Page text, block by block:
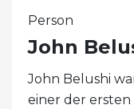
Person
John
John Belushi
einer der